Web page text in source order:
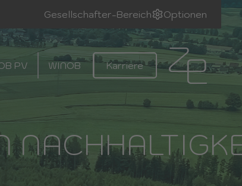
Gesellschafter-Bereich Optionen
PV WINOB Karriere